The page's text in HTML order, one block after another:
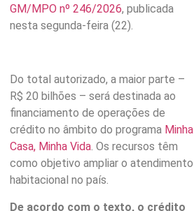
GM/MPO nº 246/2026, publicada
nesta segunda-feira (22).
Do total autorizado, a maior parte –
R$ 20 bilhões – será destinada ao
financiamento de operações de
crédito no âmbito do programa Minha
Casa, Minha Vida. Os recursos têm
como objetivo ampliar o atendimento
habitacional no país.
De acordo com o texto, o crédito